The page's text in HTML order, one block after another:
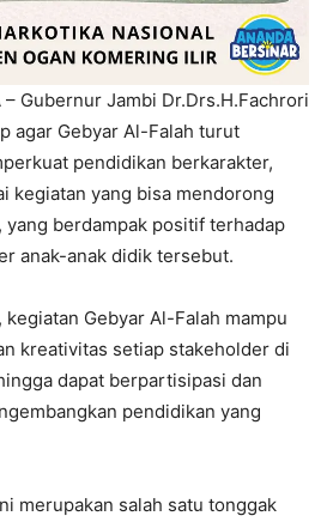
– Gubernur Jambi Dr.Drs.H.Fachrori
agar Gebyar Al-Falah turut
pendidikan berkarakter,
kegiatan yang bisa mendorong
yang berdampak positif terhadap
anak-anak didik tersebut.
Gebyar Al-Falah mampu
kreativitas setiap stakeholder di
dapat berpartisipasi dan
pendidikan yang
merupakan salah satu tonggak